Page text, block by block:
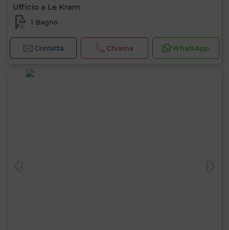
Ufficio a Le Kram
1 Bagno
Contatta Chiama WhatsApp